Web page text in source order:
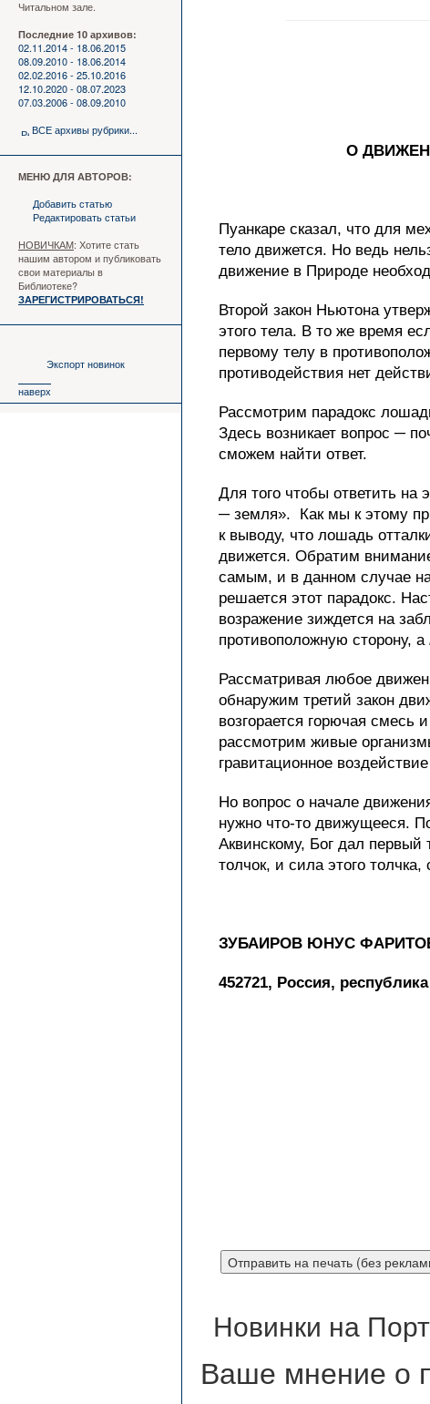
Читальном зале.
Последние 10 архивов:
02.11.2014 - 18.06.2015
08.09.2010 - 18.06.2014
02.02.2016 - 25.10.2016
12.10.2020 - 08.07.2023
07.03.2006 - 08.09.2010
ВСЕ архивы рубрики...
МЕНЮ ДЛЯ АВТОРОВ:
Добавить статью
Редактировать статьи
НОВИЧКАМ: Хотите стать
нашим автором и публиковать
свои материалы в
Библиотеке?
ЗАРЕГИСТРИРОВАТЬСЯ!
Экспорт новинок
наверх
О
Пуанкаре сказал, что для
тело движется. Но ведь
движение в Природе
Второй закон Ньютона
этого тела. В то же время
первому телу в
противодействия нет
Рассмотрим парадокс
Здесь возникает вопрос ─
сможем найти ответ.
Для того чтобы ответить на
─ земля». Как мы к этому
к выводу, что лошадь
движется. Обратим
самым, и в данном случае
решается этот парадокс.
возражение зиждется на
противоположную сторону, а
Рассматривая любое
обнаружим третий закон
возгорается горючая смесь
рассмотрим живые
гравитационное
Но вопрос о начале
нужно что-то движущееся.
Аквинскому, Бог дал
толчок, и сила этого
ЗУБАИРОВ ЮНУС
452721, Россия,
Новинки на
Ваше мнение о